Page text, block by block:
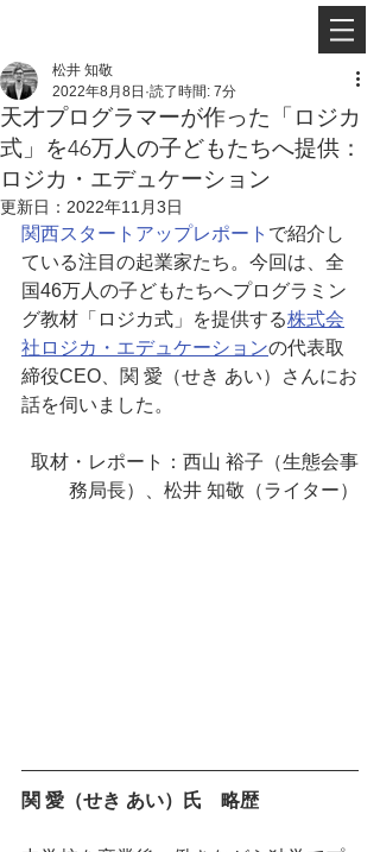
天才プログラマーが作った「ロジカ
式」を46万人の子どもたちへ提供：
ロジカ・エデュケーション
松井 知敬
2022年8月8日 読了時間: 7分
更新日： 2022年11月3日
関西スタートアップレポート で紹介し
ている注目の起業家たち。今回は、全
国46万人の子どもたちへプログラミン
グ教材「ロジカ式」を提供する株式会
社ロジカ・エデュケーションの代表取
締役CEO、関 愛（せき あい）さんにお
話を伺いました。
取材・レポート：西山 裕子（生態会事
務局長）、松井 知敬（ライター）
関 愛（せき あい）氏　略歴